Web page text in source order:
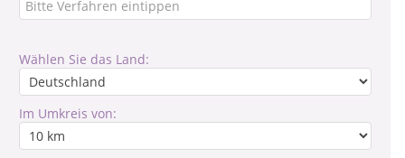
Wählen Sie das Land:
Im Umkreis von: